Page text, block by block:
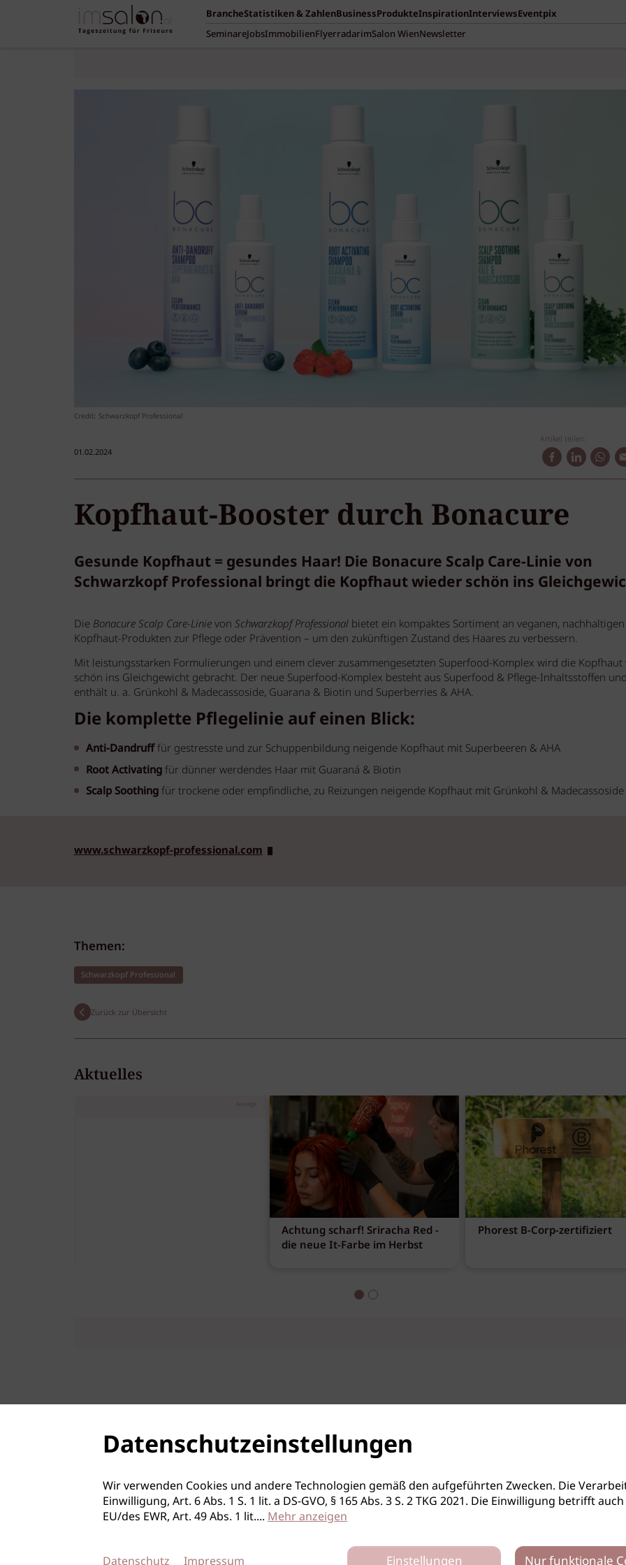
BrancheStatistiken & ZahlenBusinessProdukteInspirationInterviewsEventpix
SeminareJobsImmobilienFlyerradarimSalon WienNewsletter
Credit: Schwarzkopf Professional
01.02.2024
Artikel teilen:
Kopfhaut-Booster durch Bonacure
Gesunde Kopfhaut = gesundes Haar! Die Bonacure Scalp Care-Linie von
Schwarzkopf Professional bringt die Kopfhaut wieder schön ins
Die Bonacure Scalp Care-Linievon Schwarzkopf Professionalbietet ein kompaktes Sortiment an veganen, nachhaltigen
Kopfhaut-Produkten zur Pflege oder Prävention – um den zukünftigen Zustand des Haares zu verbessern.
Mit leistungsstarken Formulierungen und einem clever zusammengesetzten Superfood-Komplex wird die Kopfhaut
schön ins Gleichgewicht gebracht. Der neue Superfood-Komplex besteht aus Superfood & Pflege-Inhaltsstoffen
enthält u. a. Grünkohl & Madecassoside, Guarana & Biotin und Superberries & AHA.
Die komplette Pflegelinie auf einen Blick:
Anti-Dandrufffür gestresste und zur Schuppenbildung neigende Kopfhaut mit Superbeeren & AHA
Root Activatingfür dünner werdendes Haar mit Guaraná & Biotin
Scalp Soothingfür trockene oder empfindliche, zu Reizungen neigende Kopfhaut mit Grünkohl & Madecassoside
www.schwarzkopf-professional.com
Themen:
Schwarzkopf Professional
Zurück zur Übersicht
Aktuelles
Anzeige
Achtung scharf! Sriracha Red -
die neue It-Farbe im Herbst
Phorest B-Corp-zertifiziert
Datenschutzeinstellungen
Wir verwenden Cookies und andere Technologien gemäß den aufgeführten Zwecken. Die
Einwilligung, Art. 6 Abs. 1 S. 1 lit. a DS-GVO, § 165 Abs. 3 S. 2 TKG 2021. Die Einwilligung betrifft
EU/des EWR, Art. 49 Abs. 1 lit.... Mehr anzeigen